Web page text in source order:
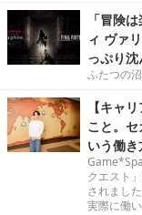
「冒険
ィ ヴァ
っぷり
ふたつの
【キャ
こと。
いう働き
クエスト
されまし
実際に働